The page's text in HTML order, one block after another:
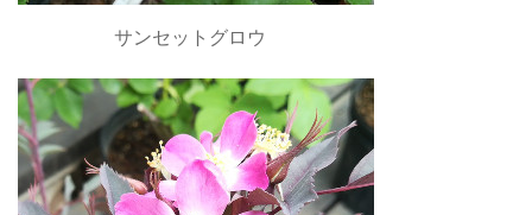
サンセットグロウ